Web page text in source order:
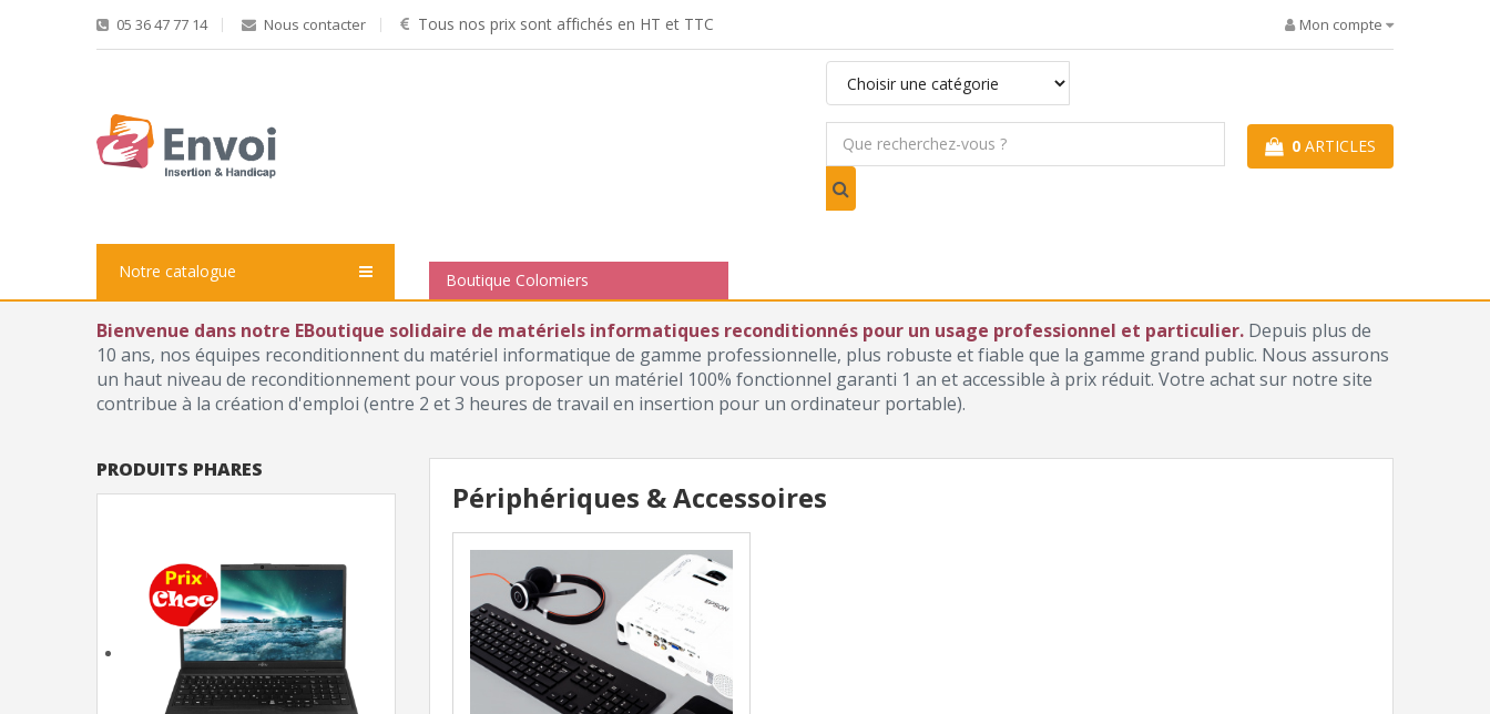
05 36 47 77 14 Nous contacter Tous nos prix sont affichés en HT et TTC Mon compte
0 ARTICLES
Notre catalogue Boutique Colomiers
Bienvenue dans notre EBoutique solidaire de matériels informatiques reconditionnés pour un usage professionnel et particulier. Depuis plus de
10 ans, nos équipes reconditionnent du matériel informatique de gamme professionnelle, plus robuste et fiable que la gamme grand public. Nous assurons
un haut niveau de reconditionnement pour vous proposer un matériel 100% fonctionnel garanti 1 an et accessible à prix réduit. Votre achat sur notre site
contribue à la création d'emploi (entre 2 et 3 heures de travail en insertion pour un ordinateur portable).
PRODUITS PHARES
Périphériques & Accessoires